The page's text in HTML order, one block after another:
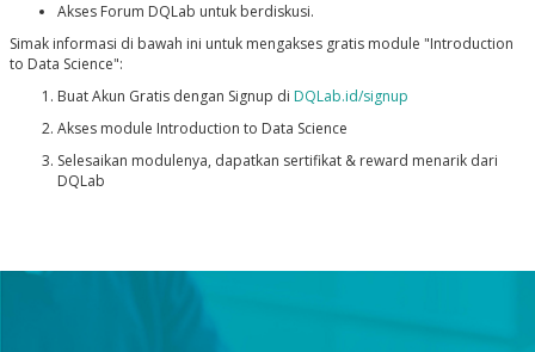
Akses Forum DQLab untuk berdiskusi.
Simak informasi di bawah ini untuk mengakses gratis module "Introduction
to Data Science":
Buat Akun Gratis dengan Signup di DQLab.id/signup
Akses module Introduction to Data Science
Selesaikan modulenya, dapatkan sertifikat & reward menarik dari
DQLab